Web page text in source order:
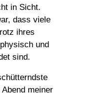
in Sicht.
dass viele
ihres
und
sind.
meiner